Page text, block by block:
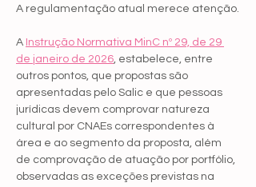
A regulamentação atual merece atenção.
A Instrução Normativa MinC nº 29, de 29
de janeiro de 2026, estabelece, entre
outros pontos, que propostas são
apresentadas pelo Salic e que pessoas
jurídicas devem comprovar natureza
cultural por CNAEs correspondentes à
área e ao segmento da proposta, além
de comprovação de atuação por portfólio,
observadas as exceções previstas na